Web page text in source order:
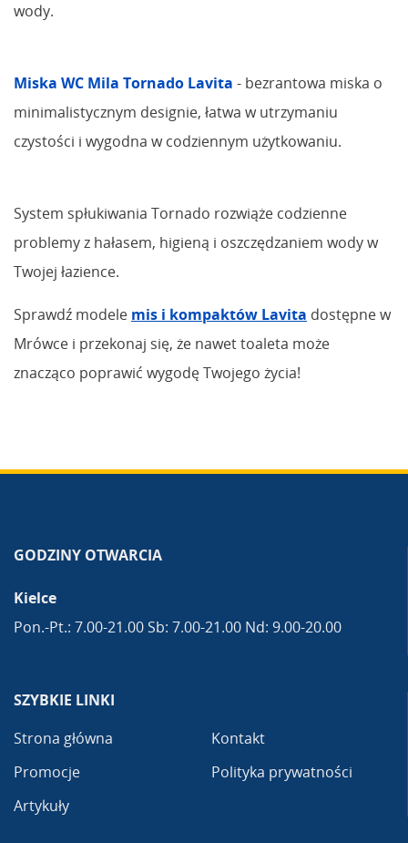
wody.
Miska WC Mila Tornado Lavita - bezrantowa miska o
minimalistycznym designie, łatwa w utrzymaniu
czystości i wygodna w codziennym użytkowaniu.
System spłukiwania Tornado rozwiąże codzienne
problemy z hałasem, higieną i oszczędzaniem wody w
Twojej łazience.
Sprawdź modele mis i kompaktów Lavita dostępne w
Mrówce i przekonaj się, że nawet toaleta może
znacząco poprawić wygodę Twojego życia!
GODZINY OTWARCIA
Kielce
Pon.-Pt.: 7.00-21.00 Sb: 7.00-21.00 Nd: 9.00-20.00
SZYBKIE LINKI
Strona główna
Promocje
Artykuły
Kontakt
Polityka prywatności